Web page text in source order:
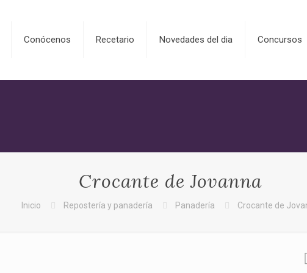
Conócenos Recetario Novedades del dia Concursos
Crocante de Jovanna
Inicio Repostería y panadería Panadería Crocante de